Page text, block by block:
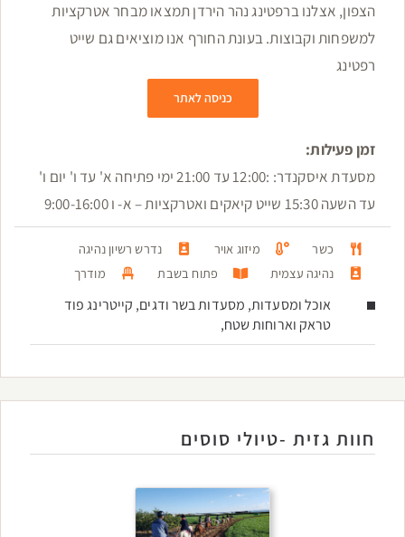
הצפון, אצלנו ברפטינג נהר הירדן תמצאו מבחר אטרקציות
למשפחות וקבוצות. בעונת החורף אנו מוציאים גם שייט
רפטינג
כניסה לאתר
זמן פעילות:
מסעדת איסקנדר: :12:00 עד 21:00 ימי פתיחה א' עד ו' יום ו'
עד השעה 15:30 שייט קיאקים ואטרקציות – א- ו 9:00-16:00
כשר מיזוג אויר
נדרש רשיון נהיגה
נהיגה עצמית
פתוח בשבת מודרך
אוכל ומסעדות, מסעדות בשר ודגים, קייטרינג פוד
טראק וארוחות שטח,
חוות גזית -טיולי סוסים